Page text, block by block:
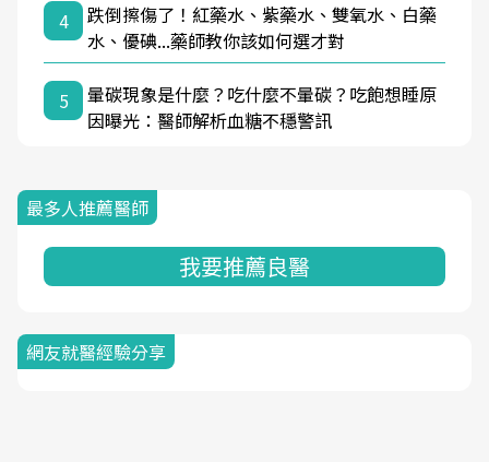
4
跌倒擦傷了！紅藥水、紫藥水、雙氧水、白藥
水、優碘...藥師教你該如何選才對
5
暈碳現象是什麼？吃什麼不暈碳？吃飽想睡原
因曝光：醫師解析血糖不穩警訊
最多人推薦醫師
我要推薦良醫
網友就醫經驗分享